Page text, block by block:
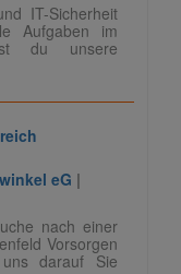
IT-Sicherheit
Aufgaben im
du unsere
und
Know-how
Rolle mit
suchen wir
im
eG |
nach einer
Vorsorgen
darauf Sie